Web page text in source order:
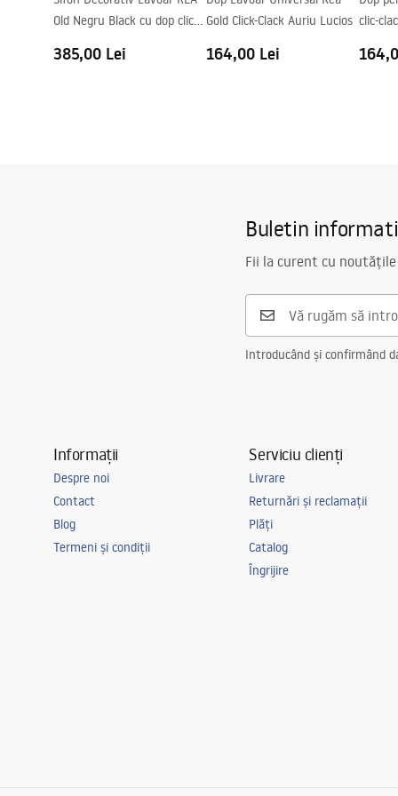
Old Negru Black cu dop click-
385,00 Lei
Gold Click-Clack Auriu Lucios
164,00 Lei
clic-
Buletin
Fii la curent cu
Introducând și confirmând
Informații
Despre noi
Contact
Blog
Termeni și condiții
Serviciu clienți
Livrare
Returnări și reclamații
Plăți
Catalog
Îngrijire